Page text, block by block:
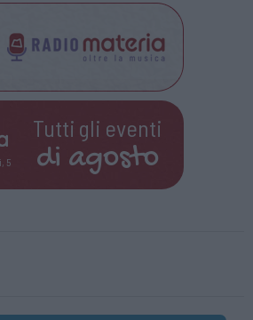
5
Tutti gli eventi
di agosto